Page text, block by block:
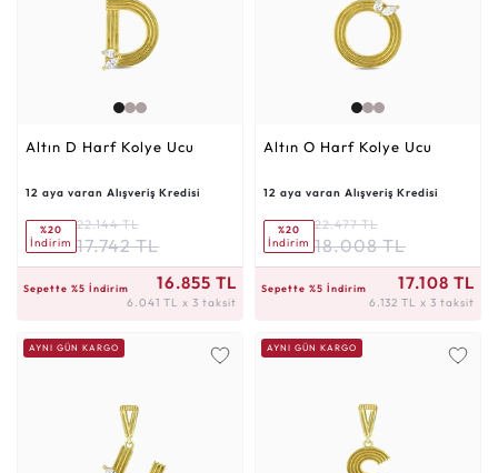
Altın D Harf Kolye Ucu
12 aya varan Alışveriş Kredisi
%20
İndirim
22.144 TL
17.742 TL
Sepette %5 İndirim 16.855 TL
6.041 TL x 3 taksit
Altın O Harf Kolye Ucu
12 aya varan Alışveriş Kredisi
%20
İndirim
22.477 TL
18.008 TL
Sepette %5 İndirim 17.108 TL
6.132 TL x 3 taksit
AYNI GÜN KARGO AYNI GÜN KARGO